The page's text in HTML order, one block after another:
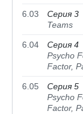
6.03
Серия 3
Teams
6.04
Серия 4
Psycho
Factor,
6.05
Серия 5
Psycho
Factor,